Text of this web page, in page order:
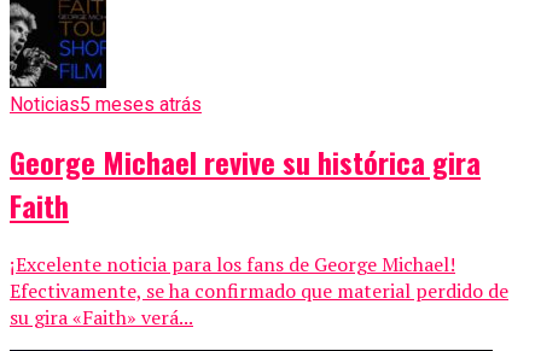
Noticias5 meses atrás
George Michael revive su histórica gira
Faith
¡Excelente noticia para los fans de George Michael!
Efectivamente, se ha confirmado que material perdido de
su gira «Faith» verá...